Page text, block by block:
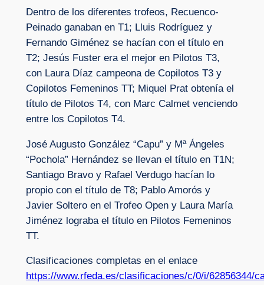
Dentro de los diferentes trofeos, Recuenco-
Peinado ganaban en T1; Lluis Rodríguez y
Fernando Giménez se hacían con el título en
T2; Jesús Fuster era el mejor en Pilotos T3,
con Laura Díaz campeona de Copilotos T3 y
Copilotos Femeninos TT; Miquel Prat obtenía el
título de Pilotos T4, con Marc Calmet venciendo
entre los Copilotos T4.
José Augusto González “Capu” y Mª Ángeles
“Pochola” Hernández se llevan el título en T1N;
Santiago Bravo y Rafael Verdugo hacían lo
propio con el título de T8; Pablo Amorós y
Javier Soltero en el Trofeo Open y Laura María
Jiménez lograba el título en Pilotos Femeninos
TT.
Clasificaciones completas en el enlace
https://www.rfeda.es/clasificaciones/c/0/i/62856344/